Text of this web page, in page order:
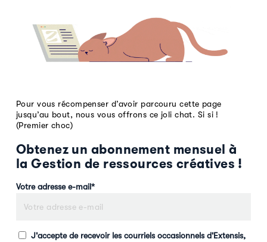
Pour vous récompenser d’avoir parcouru cette page
jusqu’au bout, nous vous offrons ce joli chat. Si si !
(Premier choc)
Obtenez un abonnement mensuel à
la Gestion de ressources créatives !
Votre adresse e-mail*
J'accepte de recevoir les courriels occasionnels d'Extensis,